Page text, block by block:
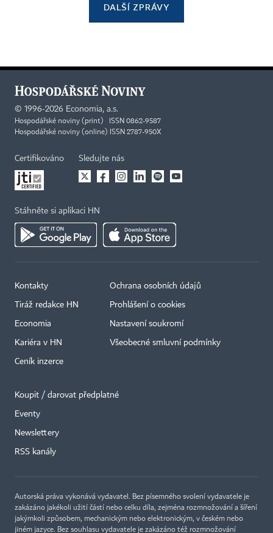
DALŠÍ ZPRÁVY
© 1996-2026 Economia, a.s.
Hospodářské noviny (print) ISSN 0862-9587
Hospodářské noviny (online) ISSN 2787-950X
Certifikováno Sledujte nás
Stáhněte si aplikaci HN
Kontakty
Tiráž redakce HN
Economia
Kariéra v HN
Ceník inzerce
Ochrana osobních údajů
Prohlášení o cookies
Nastavení soukromí
Všeobecné smluvní podmínky
Koupit / darovat předplatné
Eventy
Newslettery
RSS kanály
Autorská práva vykonává vydavatel. Bez písemného svolení vydavatele je
zakázáno jakékoli užití částí nebo celku díla, zejména rozmnožování a šíření
jakýmkoli způsobem, mechanickým nebo elektronickým, v českém nebo
jiném jazyce. Bez souhlasu vydavatele je zakázáno též rozmnožování